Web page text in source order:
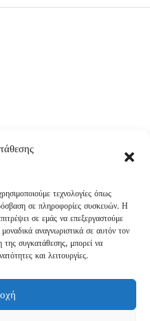
τεχνολογίες όπως
σε πληροφορίες συσκευών. Η
σε εμάς να επεξεργαστούμε
αναγνωριστικά σε αυτόν τον
συγκατάθεσης, μπορεί να
και λειτουργίες.
Str., Plot 20 Sindos
Greece